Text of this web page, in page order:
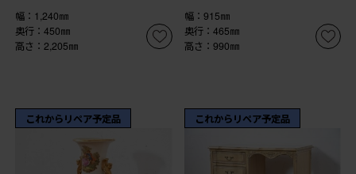
幅：1,240㎜
奥行：450㎜
高さ：2,205㎜
幅：915㎜
奥行：465㎜
高さ：990㎜
これからリペア予定品 これからリペア予定品